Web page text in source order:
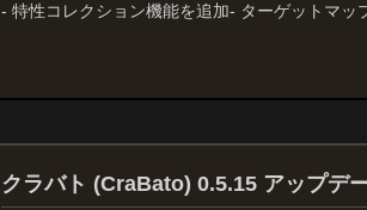
- 特性コレクション機能を追加- ターゲットマッ
クラバト (CraBato) 0.5.15 アップデ